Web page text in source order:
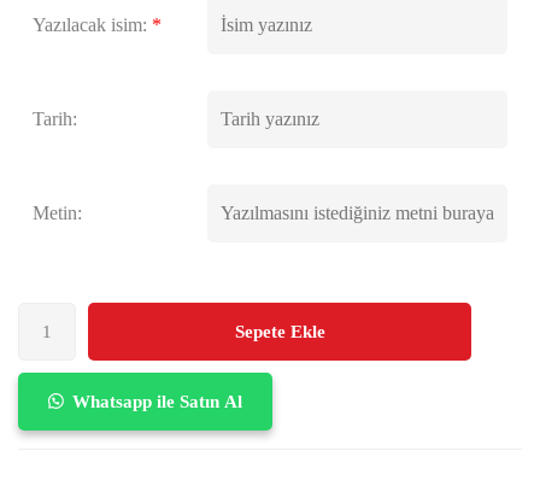
Yazılacak isim: *
Tarih:
Metin:
Sepete Ekle
Whatsapp ile Satın Al